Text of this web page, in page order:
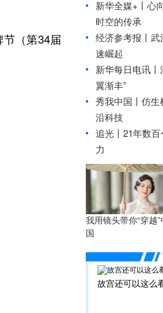
（第34届
新华全媒+丨 心
时空的传承
经济参考报丨 武
速崛起
新华每日电讯丨
翼渐丰”
秀我中国丨 仿生
沿科技
追光丨 21年数
力
我用镜头带你“穿越”
国
故宫还可以这么